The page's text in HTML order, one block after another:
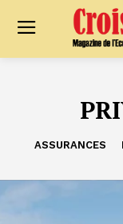
ASSURANCES